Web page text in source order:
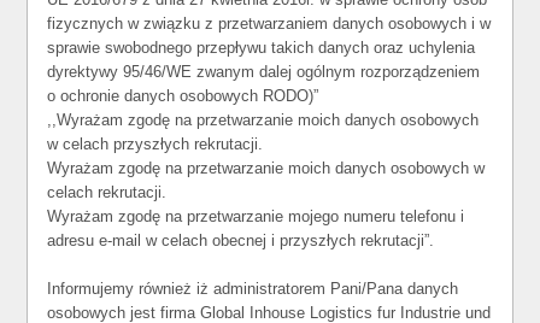
fizycznych w związku z przetwarzaniem danych osobowych i w
sprawie swobodnego przepływu takich danych oraz uchylenia
dyrektywy 95/46/WE zwanym dalej ogólnym rozporządzeniem
o ochronie danych osobowych RODO)”
,,Wyrażam zgodę na przetwarzanie moich danych osobowych
w celach przyszłych rekrutacji.
Wyrażam zgodę na przetwarzanie moich danych osobowych w
celach rekrutacji.
Wyrażam zgodę na przetwarzanie mojego numeru telefonu i
adresu e-mail w celach obecnej i przyszłych rekrutacji”.
Informujemy również iż administratorem Pani/Pana danych
osobowych jest firma Global Inhouse Logistics fur Industrie und